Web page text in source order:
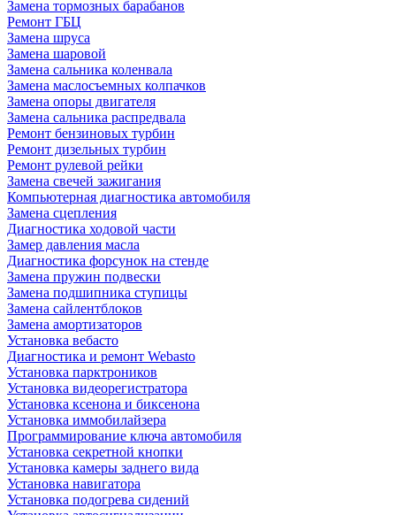
Замена тормозных барабанов
Ремонт ГБЦ
Замена шруса
Замена шаровой
Замена сальника коленвала
Замена маслосъемных колпачков
Замена опоры двигателя
Замена сальника распредвала
Ремонт бензиновых турбин
Ремонт дизельных турбин
Ремонт рулевой рейки
Замена свечей зажигания
Компьютерная диагностика автомобиля
Замена сцепления
Диагностика ходовой части
Замер давления масла
Диагностика форсунок на стенде
Замена пружин подвески
Замена подшипника ступицы
Замена сайлентблоков
Замена амортизаторов
Установка вебасто
Диагностика и ремонт Webasto
Установка парктроников
Установка видеорегистратора
Установка ксенона и биксенона
Установка иммобилайзера
Программирование ключа автомобиля
Установка секретной кнопки
Установка камеры заднего вида
Установка навигатора
Установка подогрева сидений